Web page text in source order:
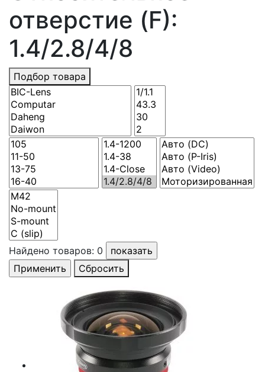
отверстие (F):
1.4/2.8/4/8
Подбор товара
Найдено товаров: 0
Сбросить